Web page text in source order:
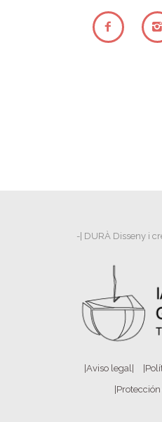
-| DURÀ Disseny i
|Aviso legal|